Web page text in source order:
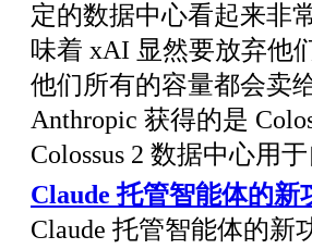
定的数据中心看起来非
味着 xAI 显然要放弃他
他们所有的容量都会卖
Anthropic 获得的是
Colossus 2 数据中心用
Claude 托管智能体的新
Claude 托管智能体的